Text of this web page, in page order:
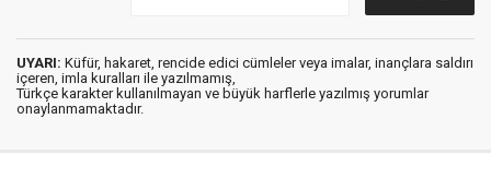
UYARI: Küfür, hakaret, rencide edici cümleler veya imalar, inançlara saldırı
içeren, imla kuralları ile yazılmamış,
Türkçe karakter kullanılmayan ve büyük harflerle yazılmış yorumlar
onaylanmamaktadır.